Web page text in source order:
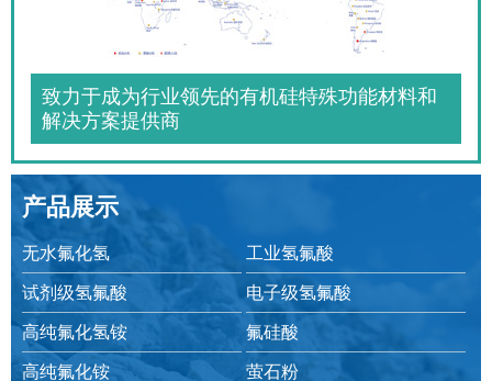
致力于成为行业领先的有机硅特殊功能材料和
解决方案提供商
产品展示
无水氟化氢
工业氢氟酸
试剂级氢氟酸
电子级氢氟酸
高纯氟化氢铵
氟硅酸
高纯氟化铵
萤石粉